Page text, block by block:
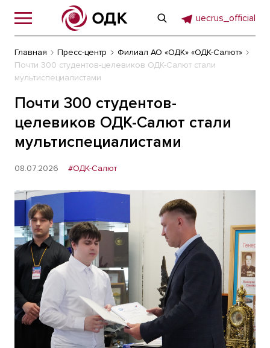
uecrus_official
Главная Пресс-центр
Филиал АО «ОДК» «ОДК-Салют»
Почти 300 студентов-целевиков ОДК-Салют стали
мультиспециалистами
Почти 300 студентов-
целевиков ОДК-Салют стали
мультиспециалистами
08.07.2026 #ОДК-Салют